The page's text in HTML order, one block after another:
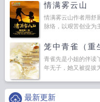
情满雾云山
情满雾云山作者用舒
脉络，以艰苦创业为
笼中青雀（重
青雀先是小姐的伴读
年无子，她又被提拔
最新更新